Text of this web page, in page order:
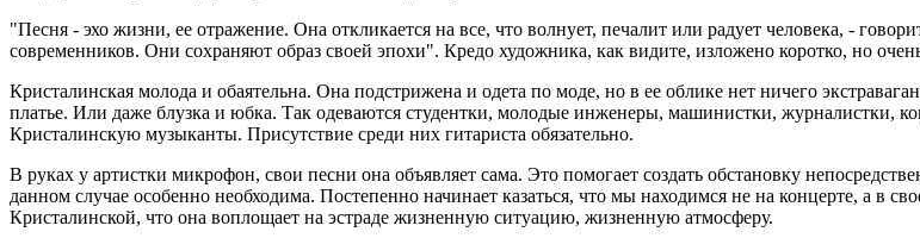
"Песня - эхо жизни, ее отражение. Она откликается на все, что волнует, печалит или радует человека, -
современников. Они сохраняют образ своей эпохи". Кредо художника, как видите, изложено коротко, но
Кристалинская молода и обаятельна. Она подстрижена и одета по моде, но в ее облике нет ничего
платье. Или даже блузка и юбка. Так одеваются студентки, молодые инженеры, машинистки, журналистки,
Кристалинскую музыканты. Присутствие среди них гитариста обязательно.
В руках у артистки микрофон, свои песни она объявляет сама. Это помогает создать обстановку
данном случае особенно необходима. Постепенно начинает казаться, что мы находимся не на концерте, а в
Кристалинской, что она воплощает на эстраде жизненную ситуацию, жизненную атмосферу.